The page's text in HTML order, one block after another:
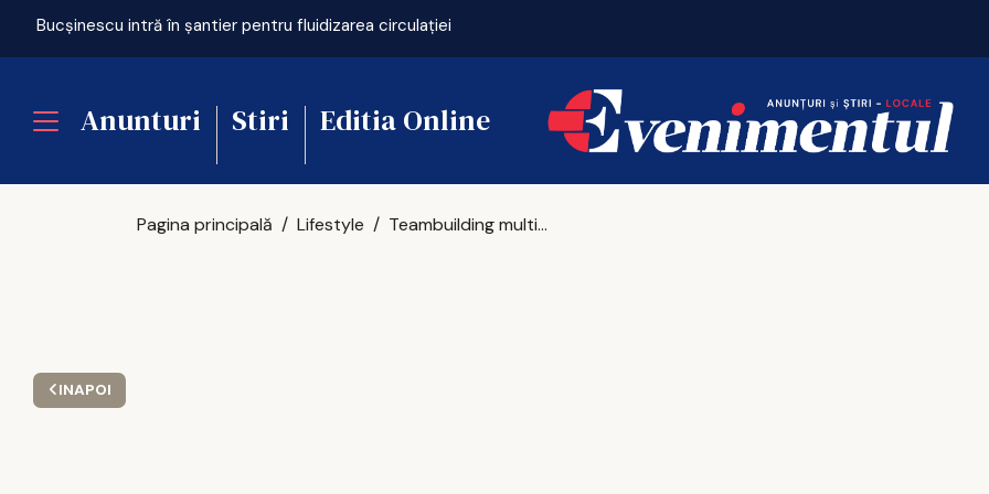
Bucșinescu intră în șantier pentru fluidizarea circulației Iașul bogaților: taxa pe lux se triplează pentru
Anunturi Stiri Editia Online
INAPOI
Pagina principală Lifestyle Teambuilding multisenzorial: 6 activități care implică miros, gust, atingere și sunet